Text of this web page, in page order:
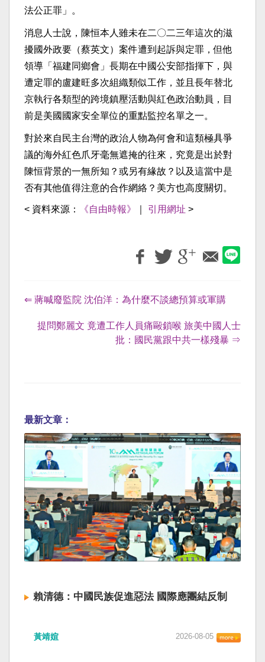
法公正罪」。
消息人士說，陳恒本人雖未在二〇二三年這次的滋
擾國外政要（蔡英文）案件遭到起訴與定罪，但他
領導「福建同鄉會」長期在中國公安部指揮下，與
遭定罪的盧建旺多次組織類似工作，並且長年替北
京執行各類型的跨境鎮壓活動與紅色政治動員，目
前是美國國家安全單位的重點監控名單之一。
對於來自民主台灣的政治人物為何會和這類極具爭
議的海外紅色爪牙毫無遮掩的往來，究竟是出於對
陳恒背景的一無所知？或另有緣故？以及這當中是
否有其他值得注意的合作網絡？美方也高度關切。
< 資料來源： 《自由時報》 引用網址 >
⇐ 蔣喊廢監院 沈伯洋：為什麼不談總預算或軍購
提問鄭麗文 竟遭工作人員痛毆鎖喉 旅美中國人士
批：國民黨跟中共一樣殘暴 ⇒
最新文章：
賴清德：中國民族促進惡法 國際應團結反制
黃靖媗 2026-08-05